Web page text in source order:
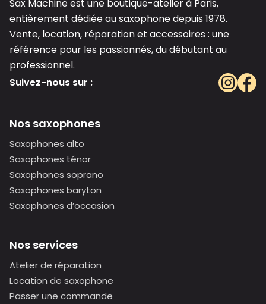
Sax Machine est une boutique-atelier à Paris,
entièrement dédiée au saxophone depuis 1978.
Vente, location, réparation et accessoires : une
référence pour les passionnés, du débutant au
professionnel.
Suivez-nous sur :
Nos saxophones
Saxophones alto
Saxophones ténor
Saxophones soprano
Saxophones baryton
Saxophones d’occasion
Nos services
Atelier de réparation
Location de saxophone
Passer une commande